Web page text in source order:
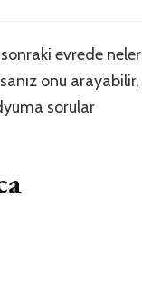
evrede neler
onu arayabilir,
sorular